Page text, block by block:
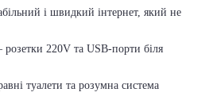
і швидкий інтернет, який не
розетки 220V та USB-порти біля
туалети та розумна система